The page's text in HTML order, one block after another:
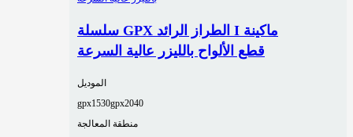
سلسلة GPX الطراز الرائد I ماكينة
قطع الألواح بالليزر عالية السرعة
الموديل
gpx1530gpx2040
منطقة المعالجة